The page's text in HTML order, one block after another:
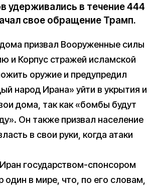
удерживались в течение 444
свое обращение Трамп.
призвал Вооруженные силы
и Корпус стражей исламской
оружие и предупредил
народ Ирана» уйти в укрытия и
дома, так как «бомбы будут
Он также призвал население
в свои руки, когда атаки
государством-спонсором
один в мире, что, по его словам,